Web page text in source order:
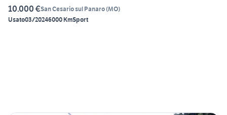
10.000 €San Cesario sul Panaro(MO)
Usato03/20246000 KmSport